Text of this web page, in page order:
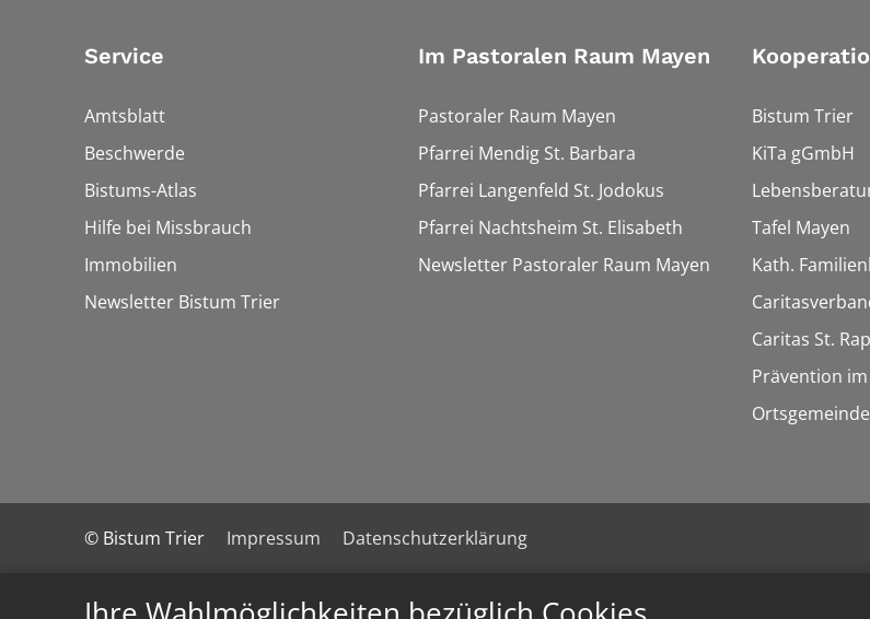
Service
Amtsblatt
Beschwerde
Bistums-Atlas
Hilfe bei Missbrauch
Immobilien
Newsletter Bistum Trier
Im Pastoralen Raum Mayen
Pastoraler Raum Mayen
Pfarrei Mendig St. Barbara
Pfarrei Langenfeld St. Jodokus
Pfarrei Nachtsheim St. Elisabeth
Newsletter Pastoraler Raum Mayen
Bistum Trier
KiTa gGmbH
Tafel Mayen
Kath.
Caritas St.
Prävention
© Bistum Trier Impressum Datenschutzerklärung